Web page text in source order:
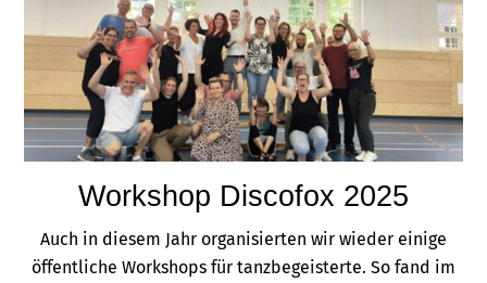
Workshop Discofox 2025
Auch in diesem Jahr organisierten wir wieder einige
öffentliche Workshops für tanzbegeisterte. So fand im